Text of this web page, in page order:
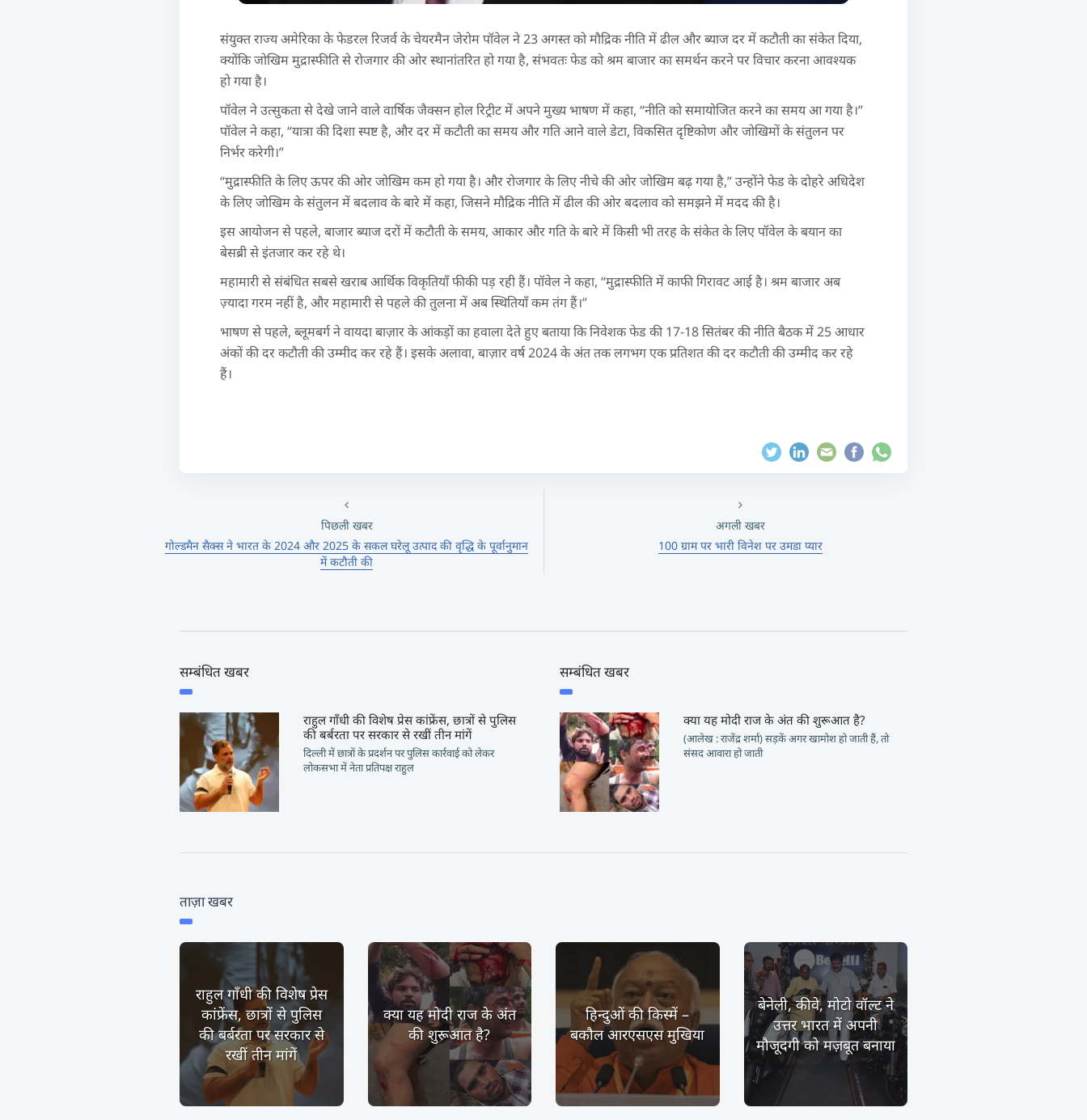
संयुक्त राज्य अमेरिका के फेडरल रिजर्व के चेयरमैन जेरोम पॉवेल ने 23 अगस्त को मौद्रिक नीति में ढील और ब्याज दर में कटौती का संकेत दिया,
क्योंकि जोखिम मुद्रास्फीति से रोजगार की ओर स्थानांतरित हो गया है, संभवतः फेड को श्रम बाजार का समर्थन करने पर विचार करना आवश्यक
हो गया है।
पॉवेल ने उत्सुकता से देखे जाने वाले वार्षिक जैक्सन होल रिट्रीट में अपने मुख्य भाषण में कहा, “नीति को समायोजित करने का समय आ गया है।”
पॉवेल ने कहा, “यात्रा की दिशा स्पष्ट है, और दर में कटौती का समय और गति आने वाले डेटा, विकसित दृष्टिकोण और जोखिमों के संतुलन पर
निर्भर करेगी।”
“मुद्रास्फीति के लिए ऊपर की ओर जोखिम कम हो गया है। और रोजगार के लिए नीचे की ओर जोखिम बढ़ गया है,” उन्होंने फेड के दोहरे अधिदेश
के लिए जोखिम के संतुलन में बदलाव के बारे में कहा, जिसने मौद्रिक नीति में ढील की ओर बदलाव को समझने में मदद की है।
इस आयोजन से पहले, बाजार ब्याज दरों में कटौती के समय, आकार और गति के बारे में किसी भी तरह के संकेत के लिए पॉवेल के बयान का
बेसब्री से इंतजार कर रहे थे।
महामारी से संबंधित सबसे खराब आर्थिक विकृतियाँ फीकी पड़ रही हैं। पॉवेल ने कहा, “मुद्रास्फीति में काफी गिरावट आई है। श्रम बाजार अब
ज़्यादा गरम नहीं है, और महामारी से पहले की तुलना में अब स्थितियाँ कम तंग हैं।”
भाषण से पहले, ब्लूमबर्ग ने वायदा बाज़ार के आंकड़ों का हवाला देते हुए बताया कि निवेशक फेड की 17-18 सितंबर की नीति बैठक में 25 आधार
अंकों की दर कटौती की उम्मीद कर रहे हैं। इसके अलावा, बाज़ार वर्ष 2024 के अंत तक लगभग एक प्रतिशत की दर कटौती की उम्मीद कर रहे
हैं।
पिछली खबर
गोल्डमैन सैक्स ने भारत के 2024 और 2025 के सकल घरेलू उत्पाद की वृद्धि के पूर्वानुमान
में कटौती की
अगली खबर
100 ग्राम पर भारी विनेश पर उमडा प्यार
सम्बंधित खबर
राहुल गाँधी की विशेष प्रेस कांफ्रेंस, छात्रों से पुलिस
की बर्बरता पर सरकार से रखीं तीन मांगें
दिल्ली में छात्रों के प्रदर्शन पर पुलिस कार्रवाई को लेकर
लोकसभा में नेता प्रतिपक्ष राहुल
सम्बंधित खबर
क्या यह मोदी राज के अंत की शुरूआत है?
(आलेख : राजेंद्र शर्मा) सड़कें अगर खामोश हो जाती हैं, तो
संसद आवारा हो जाती
ताज़ा खबर
राहुल गाँधी की विशेष प्रेस
कांफ्रेंस, छात्रों से पुलिस
की बर्बरता पर सरकार से
रखीं तीन मांगें
क्या यह मोदी राज के अंत
की शुरूआत है?
हिन्दुओं की किस्में –
बकौल आरएसएस मुखिया
बेनेली, कीवे, मोटो वॉल्ट ने
उत्तर भारत में अपनी
मौजूदगी को मज़बूत बनाया